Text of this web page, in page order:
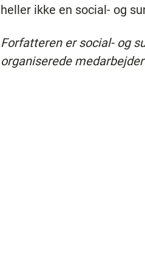
heller ikke en social- og
Forfatteren er social- og
organiserede